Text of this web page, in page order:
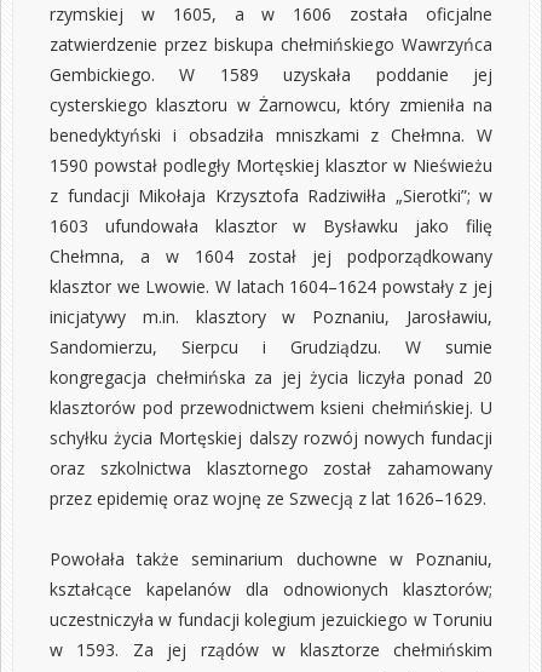
rzymskiej w 1605, a w 1606 została oficjalne
zatwierdzenie przez biskupa chełmińskiego Wawrzyńca
Gembickiego. W 1589 uzyskała poddanie jej
cysterskiego klasztoru w Żarnowcu, który zmieniła na
benedyktyński i obsadziła mniszkami z Chełmna. W
1590 powstał podległy Mortęskiej klasztor w Nieświeżu
z fundacji Mikołaja Krzysztofa Radziwiłła „Sierotki”; w
1603 ufundowała klasztor w Bysławku jako filię
Chełmna, a w 1604 został jej podporządkowany
klasztor we Lwowie. W latach 1604–1624 powstały z jej
inicjatywy m.in. klasztory w Poznaniu, Jarosławiu,
Sandomierzu, Sierpcu i Grudziądzu. W sumie
kongregacja chełmińska za jej życia liczyła ponad 20
klasztorów pod przewodnictwem ksieni chełmińskiej. U
schyłku życia Mortęskiej dalszy rozwój nowych fundacji
oraz szkolnictwa klasztornego został zahamowany
przez epidemię oraz wojnę ze Szwecją z lat 1626–1629.
Powołała także seminarium duchowne w Poznaniu,
kształcące kapelanów dla odnowionych klasztorów;
uczestniczyła w fundacji kolegium jezuickiego w Toruniu
w 1593. Za jej rządów w klasztorze chełmińskim